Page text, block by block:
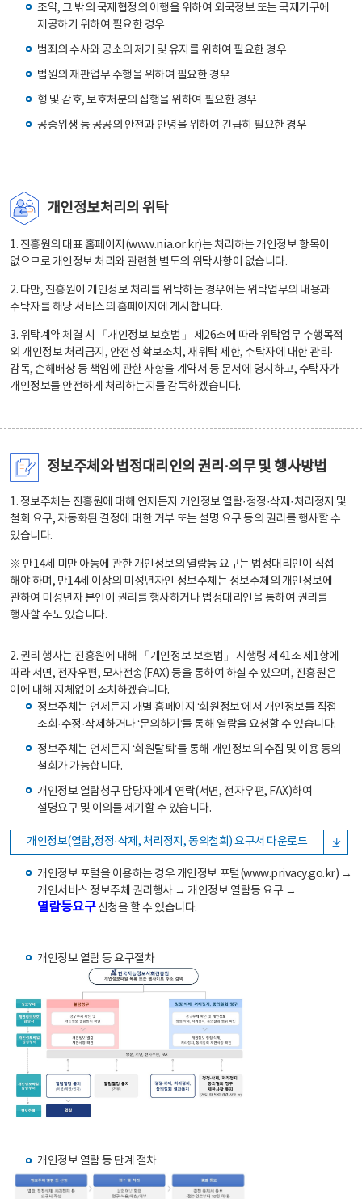
조약, 그 밖의 국제협정의 이행을 위하여 외국정보 또는 국제기구에
제공하기 위하여 필요한 경우
범죄의 수사와 공소의 제기 및 유지를 위하여 필요한 경우
법원의 재판업무 수행을 위하여 필요한 경우
형 및 감호, 보호처분의 집행을 위하여 필요한 경우
공중위생 등 공공의 안전과 안녕을 위하여 긴급히 필요한 경우
개인정보처리의 위탁
1. 진흥원의 대표 홈페이지(www.nia.or.kr)는 처리하는 개인정보 항목이
없으므로 개인정보 처리와 관련한 별도의 위탁사항이 없습니다.
2. 다만, 진흥원이 개인정보 처리를 위탁하는 경우에는 위탁업무의 내용과
수탁자를 해당 서비스의 홈페이지에 게시합니다.
3. 위탁계약 체결 시 「개인정보 보호법」 제26조에 따라 위탁업무 수행목적
외 개인정보 처리금지, 안전성 확보조치, 재위탁 제한, 수탁자에 대한 관리·
감독, 손해배상 등 책임에 관한 사항을 계약서 등 문서에 명시하고, 수탁자가
개인정보를 안전하게 처리하는지를 감독하겠습니다.
정보주체와 법정대리인의 권리·의무 및 행사방법
1. 정보주체는 진흥원에 대해 언제든지 개인정보 열람·정정·삭제·처리정지 및
철회 요구, 자동화된 결정에 대한 거부 또는 설명 요구 등의 권리를 행사할 수
있습니다.
※ 만14세 미만 아동에 관한 개인정보의 열람등 요구는 법정대리인이 직접
해야 하며, 만14세 이상의 미성년자인 정보주체는 정보주체의 개인정보에
관하여 미성년자 본인이 권리를 행사하거나 법정대리인을 통하여 권리를
행사할 수도 있습니다.
2. 권리 행사는 진흥원에 대해 「개인정보 보호법」 시행령 제41조 제1항에
따라 서면, 전자우편, 모사전송(FAX) 등을 통하여 하실 수 있으며, 진흥원은
이에 대해 지체없이 조치하겠습니다.
정보주체는 언제든지 개별 홈페이지 ‘회원정보’에서 개인정보를 직접
조회·수정·삭제하거나 ‘문의하기’를 통해 열람을 요청할 수 있습니다.
정보주체는 언제든지 ‘회원탈퇴’를 통해 개인정보의 수집 및 이용 동의
철회가 가능합니다.
개인정보 열람청구 담당자에게 연락(서면, 전자우편, FAX)하여
설명요구 및 이의를 제기할 수 있습니다.
개인정보(열람,정정·삭제, 처리정지, 동의철회) 요구서 다운로드
개인정보 포털을 이용하는 경우 개인정보 포털(www.privacy.go.kr) →
개인서비스 정보주체 권리행사 → 개인정보 열람등 요구 →
열람등요구신청을 할 수 있습니다.
개인정보 열람 등 요구절차
개인정보 열람 등 단계 절차